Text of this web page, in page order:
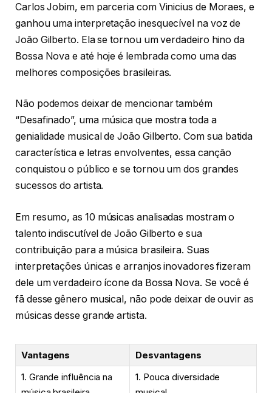
Carlos Jobim, em parceria com Vinicius de Moraes, e
ganhou uma interpretação inesquecível na voz de
João Gilberto. Ela se tornou um verdadeiro hino da
Bossa Nova e até hoje é lembrada como uma das
melhores composições brasileiras.
Não podemos deixar de mencionar também
“Desafinado”, uma música que mostra toda a
genialidade musical de João Gilberto. Com sua batida
característica e letras envolventes, essa canção
conquistou o público e se tornou um dos grandes
sucessos do artista.
Em resumo, as 10 músicas analisadas mostram o
talento indiscutível de João Gilberto e sua
contribuição para a música brasileira. Suas
interpretações únicas e arranjos inovadores fizeram
dele um verdadeiro ícone da Bossa Nova. Se você é
fã desse gênero musical, não pode deixar de ouvir as
músicas desse grande artista.
Vantagens
Desvantagens
1. Grande influência na
1. Pouca diversidade